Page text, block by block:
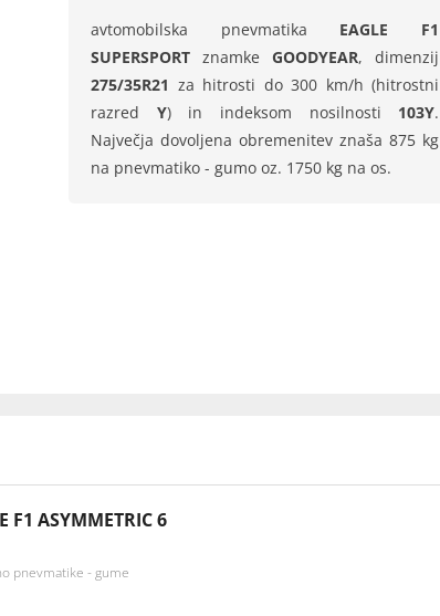
avtomobilska pnevmatika EAGLE F1
SUPERSPORT znamkeGOODYEAR, dimenzij
275/35R21 za hitrosti do 300 km/h (hitrostni
razred Y) in indeksom nosilnosti 103Y.
Največja dovoljena obremenitev znaša 875 kg
na pnevmatiko - gumo oz. 1750 kg na os.
F1 ASYMMETRIC 6
pnevmatike - gume